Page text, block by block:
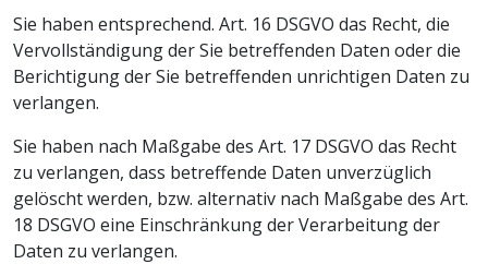
Sie haben entsprechend. Art. 16 DSGVO das Recht, die
Vervollständigung der Sie betreffenden Daten oder die
Berichtigung der Sie betreffenden unrichtigen Daten zu
verlangen.
Sie haben nach Maßgabe des Art. 17 DSGVO das Recht
zu verlangen, dass betreffende Daten unverzüglich
gelöscht werden, bzw. alternativ nach Maßgabe des Art.
18 DSGVO eine Einschränkung der Verarbeitung der
Daten zu verlangen.